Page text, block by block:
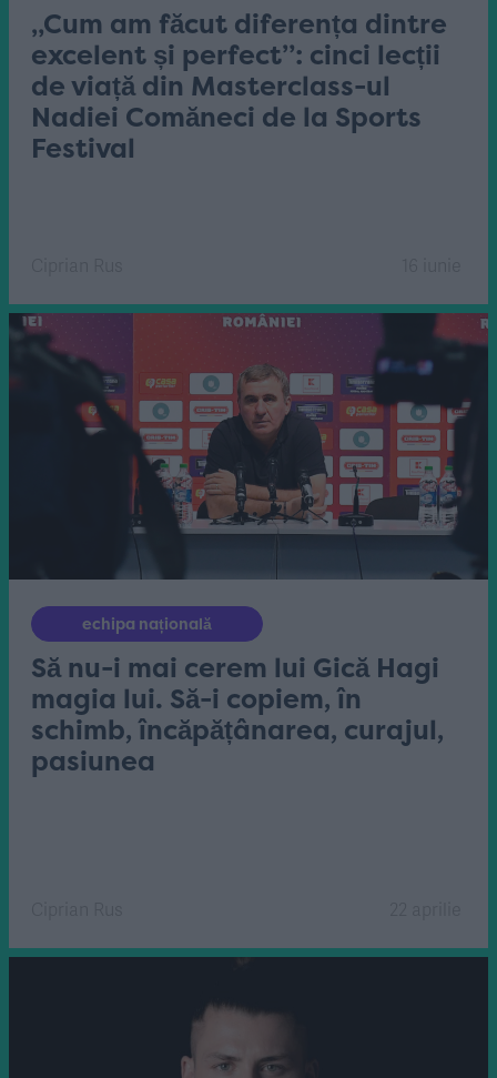
„Cum am făcut diferența dintre
excelent și perfect”: cinci lecții
de viață din Masterclass-ul
Nadiei Comăneci de la Sports
Festival
echipa națională
Să nu-i mai cerem lui Gică Hagi
magia lui. Să-i copiem, în
schimb, încăpățânarea, curajul,
pasiunea